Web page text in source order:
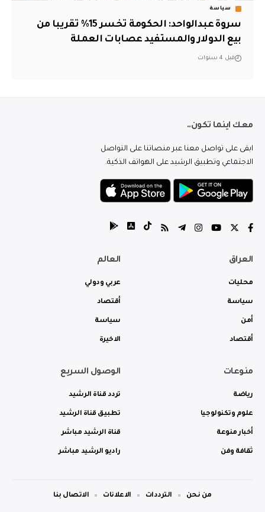
سياسة
سروة عبدالواحد: الحكومة تخسر 15% تقريبا من
بيع الدولار والمستفيد عصابات العملة
قبل 4 سنوات
معك اينما تكون..
ابقى على تواصل معنا عبر منصاتنا على التواصل
الاجتماعي وتطبيق الرشيد على الهواتف الذكية.
العراق
محليات
سياسة
أمن
أقتصاد
العالم
عربي ودولي
أقتصاد
سياسة
الاخيرة
منوعات
رياضة
علوم وتكنولوجيا
أخبار منوعة
ثقافة وفن
الوصول السريع
تردد قناة الرشيد
تطبيق قناة الرشيد
قناة الرشيد مباشر
راديو الرشيد مباشر
من نحن الترددات الاعلانات الاتصال بنا